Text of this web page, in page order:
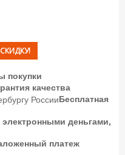
покупки
качества
Бесплатная
платеж